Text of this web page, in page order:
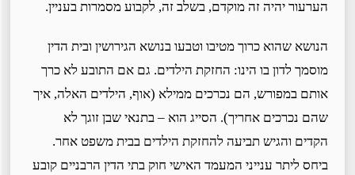
הערעור יהיה זה מוקדם, בשלב זה, לקבוע מסמרות בעניין.
הנושא שהוא כרוך מטיבו וטבעו בנושא הגירושין ובית הדין
מוסמך לדון בו הינו: החזקת הילדים. גם אם התובע לא כרך
אותם במפורש, הם נכרכים ממילא (אוף, הילדים האלה, איך
שהם נכרכים אחריך). הסייג הוא – בתנאי שבן זוגך לא
הקדים והגיש תביעה להחזקת הילדים בבית משפט אחר.
ביחס ליתר ענייני המעמד האישי חוק בתי הדין הרבניים קובע